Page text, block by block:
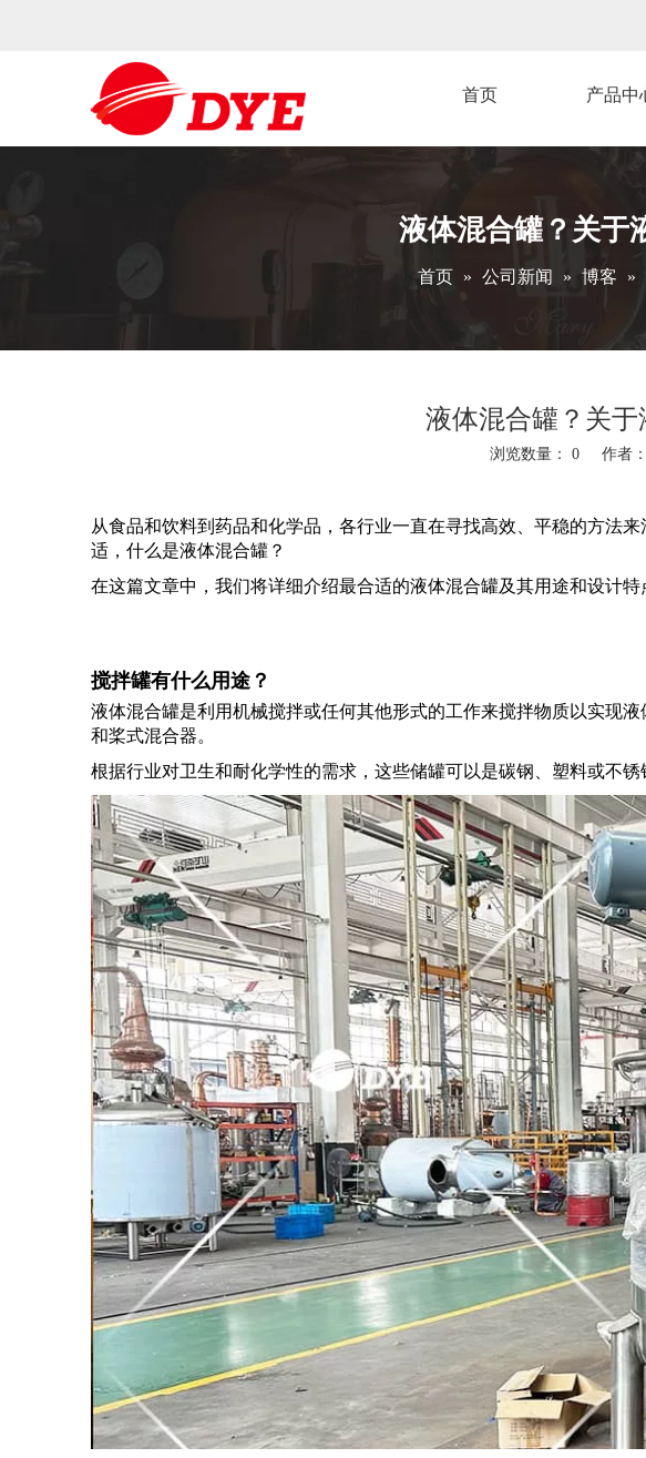
首页 产品中
液体混合罐？关于
首页 » 公司新闻 » 博客 »
液体混合罐？关
浏览数量： 0作者：
从食品和饮料到药品和化学品，各行业一直在寻找高效、平稳的方法
适，什么是液体混合罐？
在这篇文章中，我们将详细介绍最合适的液体混合罐及其用途和设计
搅拌罐有什么用途？
液体混合罐是利用机械搅拌或任何其他形式的工作来搅拌物质以实现
和桨式混合器。
根据行业对卫生和耐化学性的需求，这些储罐可以是碳钢、塑料或不锈